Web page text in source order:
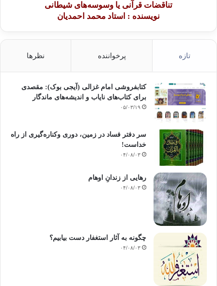
تناقضات قرآنی یا وسوسه‌های شیطانی
نویسنده : استاد محمد احمدیان
تازه پرخواننده نظرها
کتابفروشی امام غزالی (آیجی بوک): مقصدی
برای کتاب‌های نایاب و اندیشه‌های ماندگار
۰۵/۰۳/۱۹
سر دفتر فساد در زمین‌، دوری وکناره‌گیری از راه
خداست‌!
۰۴/۰۸/۰۳
رهایی از زندانِ اوهام
۰۴/۰۸/۰۳
چگونه به آثار استغفار دست بیابیم؟
۰۴/۰۸/۰۳